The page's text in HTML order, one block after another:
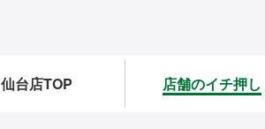
仙台店TOP 店舗のイチ押し